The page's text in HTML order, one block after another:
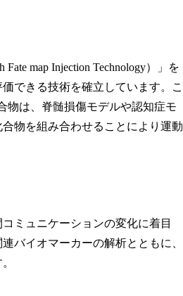
map Injection Technology）」を
できる技術を確立しています。こ
物は、脊髄損傷モデルや認知症モ
物を組み合わせることにより運動
ミュニケーションの変化に着目
バイオマーカーの解析とともに、